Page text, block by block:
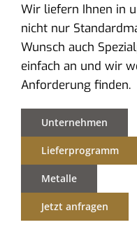
Wir liefern Ihnen in
nicht nur
Wunsch auch
einfach an und wir
Anforderung finden.
Unternehmen
Lieferprogramm
Metalle
Jetzt anfragen